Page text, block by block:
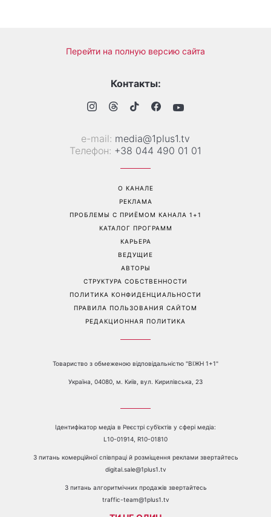
Перейти на полную версию сайта
Контакты:
е-mail: media@1plus1.tv
Телефон: +38 044 490 01 01
О КАНАЛЕ
РЕКЛАМА
ПРОБЛЕМЫ С ПРИЁМОМ КАНАЛА 1+1
КАТАЛОГ ПРОГРАММ
КАРЬЕРА
ВЕДУЩИЕ
АВТОРЫ
СТРУКТУРА СОБСТВЕННОСТИ
ПОЛИТИКА КОНФИДЕНЦИАЛЬНОСТИ
ПРАВИЛА ПОЛЬЗОВАНИЯ САЙТОМ
РЕДАКЦИОННАЯ ПОЛИТИКА
Товариство з обмеженою відповідальністю "ВІЖН 1+1"
Україна, 04080, м. Київ, вул. Кирилівська, 23
Ідентифікатор медіа в Реєстрі суб’єктів у сфері медіа:
L10-01914, R10-01810
З питань комерційної співпраці й розміщення реклами звертайтесь
digital.sale@1plus1.tv
З питань алгоритмічних продажів звертайтесь
traffic-team@1plus1.tv